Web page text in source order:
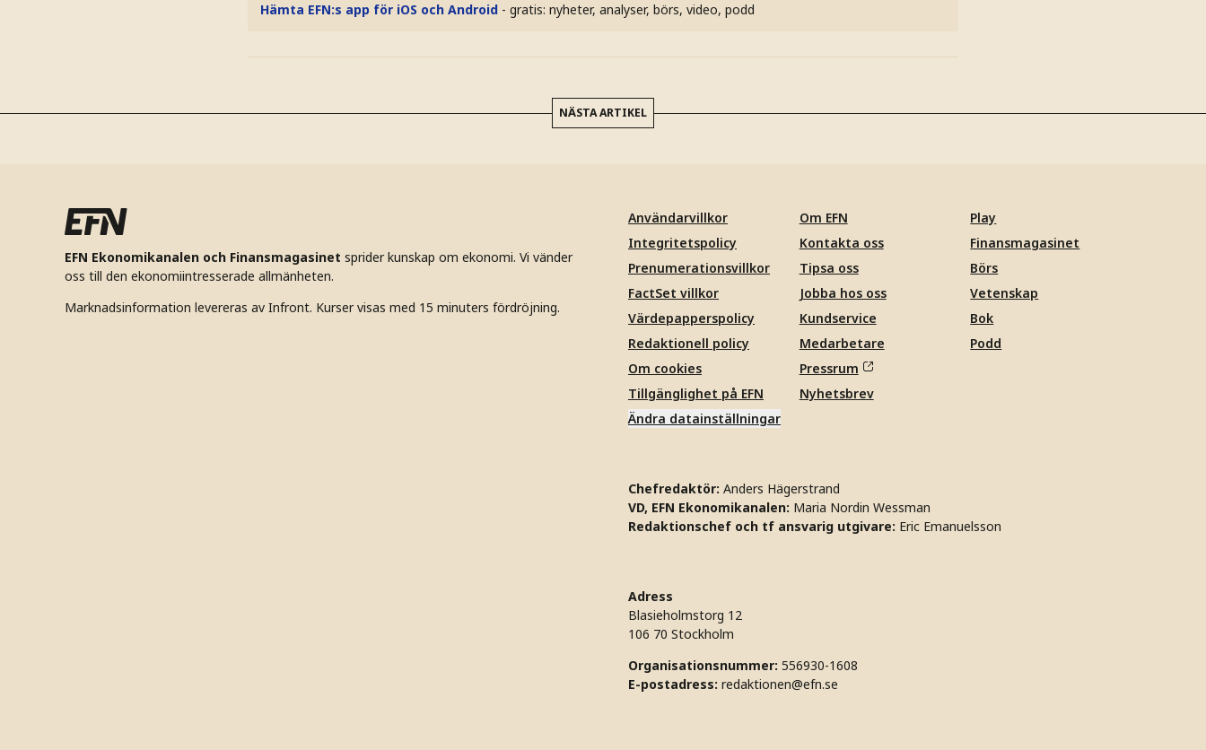
Hämta EFN:s app för iOS och Android - gratis: nyheter, analyser, börs, video, podd
NÄSTA ARTIKEL
EFN Ekonomikanalen och Finansmagasinet sprider kunskap om ekonomi. Vi vänder
oss till den ekonomiintresserade allmänheten.
Marknadsinformation levereras av Infront. Kurser visas med 15 minuters fördröjning.
Användarvillkor
Integritetspolicy
Prenumerationsvillkor
FactSet villkor
Värdepapperspolicy
Redaktionell policy
Om cookies
Tillgänglighet på EFN
Ändra datainställningar
Om EFN
Kontakta oss
Tipsa oss
Jobba hos oss
Kundservice
Medarbetare
Pressrum
Nyhetsbrev
Play
Finansmagasinet
Börs
Vetenskap
Bok
Podd
Chefredaktör: Anders Hägerstrand
VD, EFN Ekonomikanalen: Maria Nordin Wessman
Redaktionschef och tf ansvarig utgivare: Eric Emanuelsson
Adress
Blasieholmstorg 12
106 70 Stockholm
Organisationsnummer: 556930-1608
E-postadress: redaktionen@efn.se